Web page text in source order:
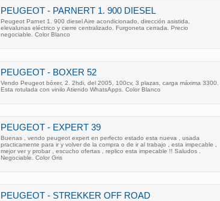
PEUGEOT - PARNERT 1. 900 DIESEL
Peugeot Parnet 1. 900 diesel Aire acondicionado, dirección asistida,
elevalunas eléctrico y cierre centralizado. Furgoneta cerrada. Precio
negociable. Color Blanco
PEUGEOT - BOXER 52
Vendo Peugeot bóxer, 2. 2hdi, del 2005, 100cv, 3 plazas, carga máxima 3300.
Esta rotulada con vinilo Atiendo WhatsApps. Color Blanco
PEUGEOT - EXPERT 39
Buenas , vendo peugeot expert en perfecto estado esta nueva , usada
practicamente para ir y volver de la compra o de ir al trabajo , esta impecable ,
mejor ver y probar , escucho ofertas , replico esta impecable !! Saludos .
Negociable. Color Gris
PEUGEOT - STREKKER OFF ROAD